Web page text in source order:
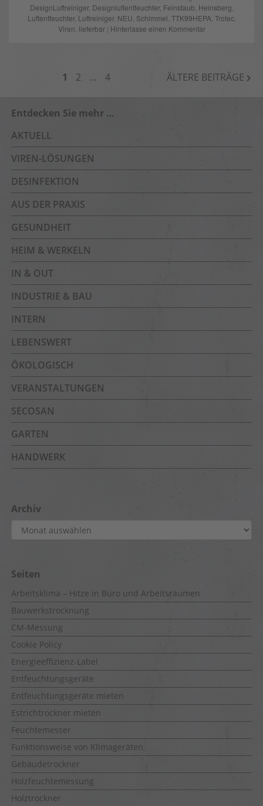
DesignLuftreiniger, Designluftentfeuchter, Feinstaub Heinsberg
Luftentfeuchter, Luftreiniger, NEU Schimmel TTK99HEPA Trotec,
Viren lieferbar| Hinterlasse einen Kommentar
BEITRAGSNAVIGATION
1 2 … 4 ÄLTERE BEITRÄGE
Entdecken Sie mehr …
AKTUELL
VIREN-LÖSUNGEN
DESINFEKTION
AUS DER PRAXIS
GESUNDHEIT
HEIM & WERKELN
IN & OUT
INDUSTRIE & BAU
INTERN
LEBENSWERT
ÖKOLOGISCH
VERANSTALTUNGEN
SECOSAN
GARTEN
HANDWERK
Archiv
Archiv
Seiten
Arbeitsklima – Hitze in Büro und Arbeitsräumen
Bauwerkstrocknung
CM-Messung
Cookie Policy
Energieeffizienz-Label
Entfeuchtungsgeräte
Entfeuchtungsgeräte mieten
Estrichtrockner mieten
Feuchtemesser
Funktionsweise von Klimageräten
Gebäudetrockner
Holzfeuchtemessung
Holztrockner